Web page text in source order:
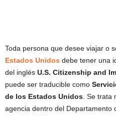
Toda persona que desee viajar o
Estados Unidos debe tener una
del inglés U.S. Citizenship and
puede ser traducible como
de los Estados Unidos . Se
agencia dentro del Departamento